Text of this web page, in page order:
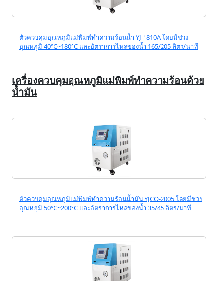
ตัวควบคุมอุณหภูมิแม่พิมพ์ทำความร้อนน้ำ YJ-1810A โดยมีช่วง
อุณหภูมิ 40°C~180°C และอัตราการไหลของน้ำ 165/205 ลิตร/นาที
เครื่องควบคุมอุณหภูมิแม่พิมพ์ทำความร้อนด้วย
น้ำมัน
ตัวควบคุมอุณหภูมิแม่พิมพ์ทำความร้อนน้ำมัน YJCO-2005 โดยมีช่วง
อุณหภูมิ 50°C~200°C และอัตราการไหลของน้ำ 35/45 ลิตร/นาที